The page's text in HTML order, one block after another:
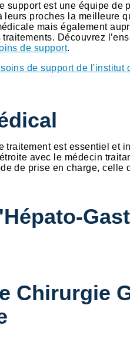
support est une équipe
leurs proches la meilleure
mais également
Découvrez
de support.
de support de
traitement est essentiel et
avec le médecin
de prise en charge, celle
Chirurgie